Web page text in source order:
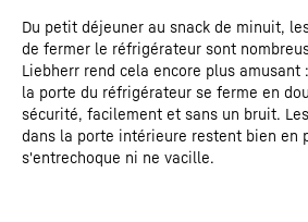
Du petit déjeuner au snack de minuit,
de fermer le réfrigérateur sont
Liebherr rend cela encore plus amusant
la porte du réfrigérateur se ferme en
sécurité, facilement et sans un bruit.
dans la porte intérieure restent bien en
s'entrechoque ni ne vacille.